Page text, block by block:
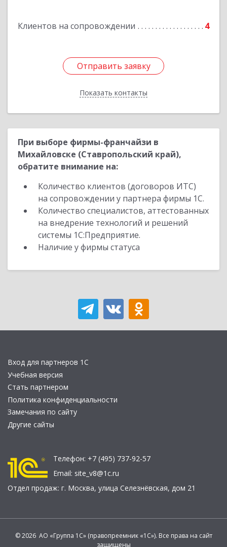
Клиентов на сопровождении 4
Отправить заявку
Показать контакты
Отправить заявку
Назад
При выборе фирмы-франчайзи в
Михайловске (Ставропольский край),
обратите внимание на:
Количество клиентов (договоров ИТС)
на сопровождении у партнера фирмы 1С.
Количество специалистов, аттестованных
на внедрение технологий и решений
системы 1С:Предприятие.
Наличие у фирмы статуса
Вход для партнеров 1С
Учебная версия
Стать партнером
Политика конфиденциальности
Замечания по сайту
Другие сайты
Телефон: +7 (495) 737-92-57
Email: site_v8@1c.ru
Отдел продаж: г. Москва, улица Селезнёвская, дом 21
© 2026 АО «Группа 1С» (правопреемник «1С»). Все права на сайт
защищены